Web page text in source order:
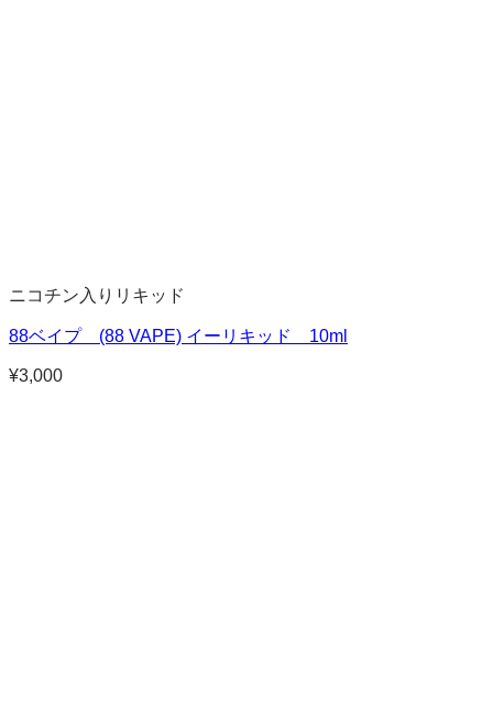
ニコチン入りリキッド
88ベイプ (88 VAPE) イーリキッド 10ml
¥3,000